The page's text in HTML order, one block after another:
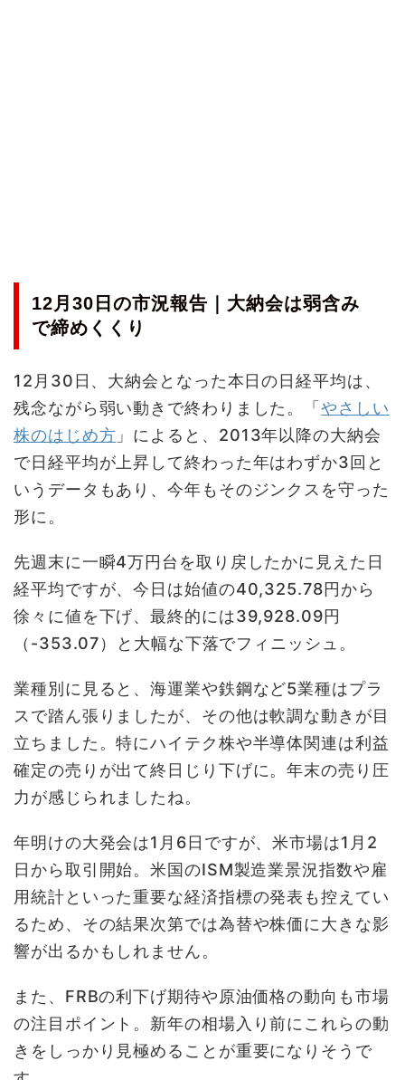
12月30日の市況報告｜大納会は弱含み
で締めくくり
12月30日、大納会となった本日の日経平均は、
残念ながら弱い動きで終わりました。「やさしい
株のはじめ方 」によると、2013年以降の大納会
で日経平均が上昇して終わった年はわずか3回と
いうデータもあり、今年もそのジンクスを守った
形に。
先週末に一瞬4万円台を取り戻したかに見えた日
経平均ですが、今日は始値の40,325.78円から
徐々に値を下げ、最終的には39,928.09円
（-353.07）と大幅な下落でフィニッシュ。
業種別に見ると、海運業や鉄鋼など5業種はプラ
スで踏ん張りましたが、その他は軟調な動きが目
立ちました。特にハイテク株や半導体関連は利益
確定の売りが出て終日じり下げに。年末の売り圧
力が感じられましたね。
年明けの大発会は1月6日ですが、米市場は1月2
日から取引開始。米国のISM製造業景況指数や雇
用統計といった重要な経済指標の発表も控えてい
るため、その結果次第では為替や株価に大きな影
響が出るかもしれません。
また、FRBの利下げ期待や原油価格の動向も市場
の注目ポイント。新年の相場入り前にこれらの動
きをしっかり見極めることが重要になりそうで